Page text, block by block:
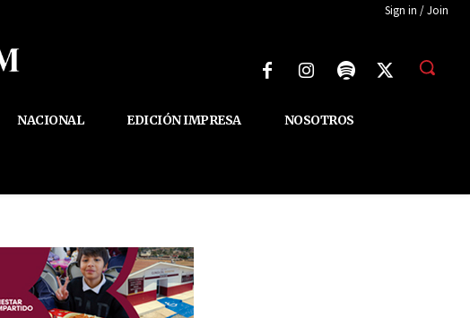
Sign in / Join
NACIONAL EDICIÓN IMPRESA NOSOTROS